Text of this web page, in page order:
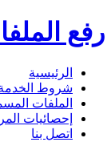
رفع
الرئيسية
شروط
الملفات
إحصائيات
اتصل بنا